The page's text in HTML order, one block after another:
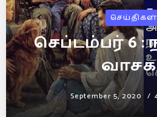
செய்திகள்
செப்டம்பர் 6 :
September 5, 2020